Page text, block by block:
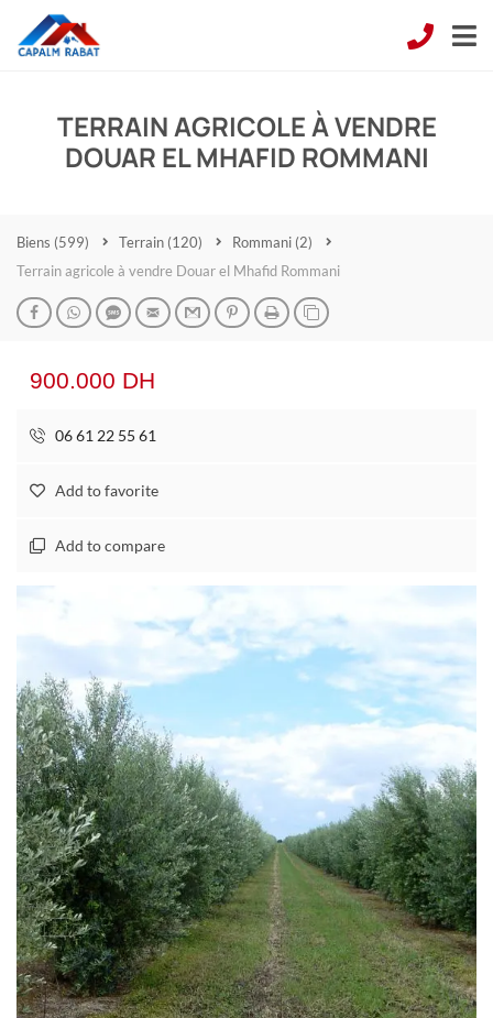
TERRAIN AGRICOLE À VENDRE
DOUAR EL MHAFID ROMMANI
Biens (599) Terrain (120) Rommani (2)
Terrain agricole à vendre Douar el Mhafid Rommani
900.000 DH
06 61 22 55 61
Add to favorite
Add to compare